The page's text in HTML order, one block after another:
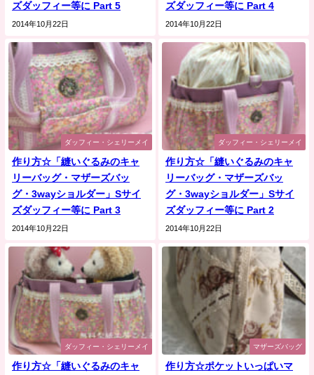
ズダッフィー等に Part 5
2014年10月22日
ズダッフィー等に Part 4
2014年10月22日
ダッフィー・シェリーメイ
作り方☆「縫いぐるみのキャ
リーバッグ・マザーズバッ
グ・3wayショルダー」Sサイ
ズダッフィー等に Part 3
2014年10月22日
ダッフィー・シェリーメイ
作り方☆「縫いぐるみのキャ
リーバッグ・マザーズバッ
グ・3wayショルダー」Sサイ
ズダッフィー等に Part 2
2014年10月22日
ダッフィー・シェリーメイ
作り方☆「縫いぐるみのキャ
マザーズバッグ
作り方☆ポケットいっぱいマ